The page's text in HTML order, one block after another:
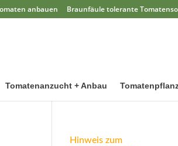
anbauen Braunfäule tolerante
Tomatenanzucht + Anbau
Hinweis zum